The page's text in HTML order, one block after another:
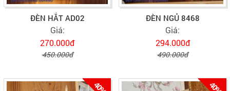
ĐÈN HẮT AD02
Giá:
270.000đ
450.000đ
ĐÈN NGỦ 8468
Giá:
294.000đ
490.000đ